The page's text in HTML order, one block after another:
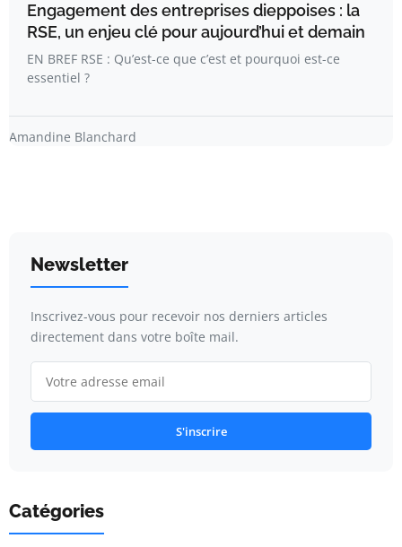
Engagement des entreprises dieppoises : la
RSE, un enjeu clé pour aujourd’hui et demain
EN BREF RSE : Qu’est-ce que c’est et pourquoi est-ce
essentiel ?
Amandine Blanchard
Newsletter
Inscrivez-vous pour recevoir nos derniers articles
directement dans votre boîte mail.
S'inscrire
Catégories